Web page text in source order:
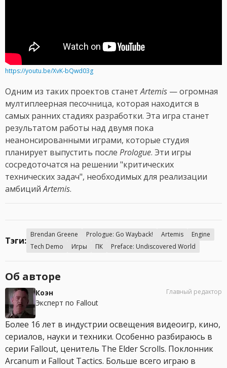
https://youtu.be/XvK-bQwd03g
Одним из таких проектов станетArtemis — огромная
мултиплеерная песочница, которая находится в
самых ранних стадиях разработки. Эта игра станет
результатом работы над двумя пока
неанонсированными играми, которые студия
планирует выпустить после Prologue. Эти игры
сосредоточатся на решении "критических
технических задач", необходимых для реализации
амбицийArtemis.
Тэги:
Brendan Greene Prologue: Go Wayback! Artemis
Engine
Tech Demo
Игры ПК Preface: Undiscovered World
Об авторе
Коэн
Эксперт по Fallout
Главный редактор
Более 16 лет в индустрии освещения видеоигр, кино,
сериалов, науки и техники. Особенно разбираюсь в
серии Fallout, ценитель The Elder Scrolls. Поклонник
Arcanum и Fallout Tactics. Больше всего играю в